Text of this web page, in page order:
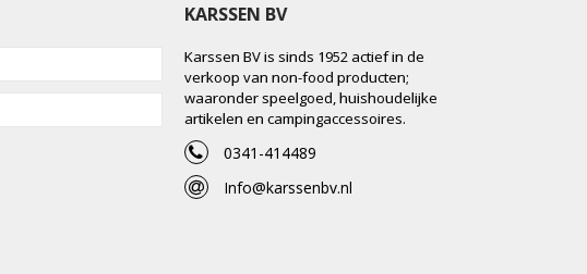
KARSSEN BV
Karssen BV is sinds 1952 actief in de
verkoop van non-food producten;
waaronder speelgoed, huishoudelijke
artikelen en campingaccessoires.
0341-414489
Info@karssenbv.nl